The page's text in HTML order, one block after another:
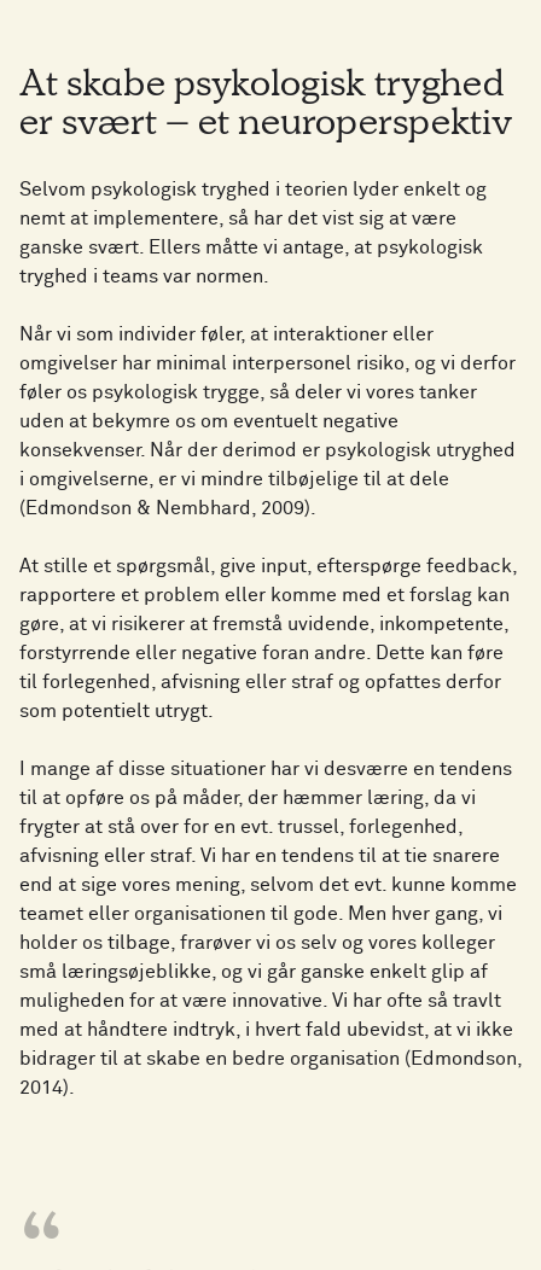
At skabe psykologisk tryghed
er svært – et neuroperspektiv
Selvom psykologisk tryghed i teorien lyder enkelt og
nemt at implementere, så har det vist sig at være
ganske svært. Ellers måtte vi antage, at psykologisk
tryghed i teams var normen.
Når vi som individer føler, at interaktioner eller
omgivelser har minimal interpersonel risiko, og vi derfor
føler os psykologisk trygge, så deler vi vores tanker
uden at bekymre os om eventuelt negative
konsekvenser. Når der derimod er psykologisk utryghed
i omgivelserne, er vi mindre tilbøjelige til at dele
(Edmondson & Nembhard, 2009).
At stille et spørgsmål, give input, efterspørge feedback,
rapportere et problem eller komme med et forslag kan
gøre, at vi risikerer at fremstå uvidende, inkompetente,
forstyrrende eller negative foran andre. Dette kan føre
til forlegenhed, afvisning eller straf og opfattes derfor
som potentielt utrygt.
I mange af disse situationer har vi desværre en tendens
til at opføre os på måder, der hæmmer læring, da vi
frygter at stå over for en evt. trussel, forlegenhed,
afvisning eller straf. Vi har en tendens til at tie snarere
end at sige vores mening, selvom det evt. kunne komme
teamet eller organisationen til gode. Men hver gang, vi
holder os tilbage, frarøver vi os selv og vores kolleger
små læringsøjeblikke, og vi går ganske enkelt glip af
muligheden for at være innovative. Vi har ofte så travlt
med at håndtere indtryk, i hvert fald ubevidst, at vi ikke
bidrager til at skabe en bedre organisation (Edmondson,
2014).